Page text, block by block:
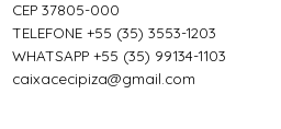
CEP 37805-000
TELEFONE +55 (35) 3553-1203
WHATSAPP +55 (35) 99134-1103
caixacecipiza@gmail.com